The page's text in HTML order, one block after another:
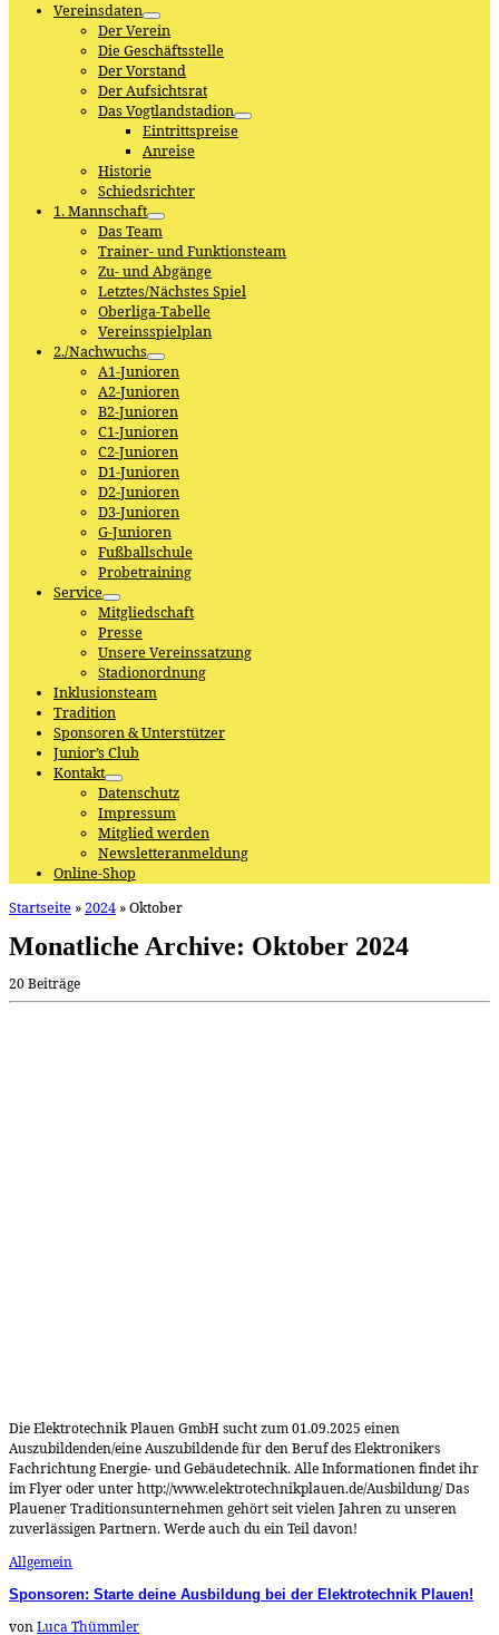
Vereinsdaten
Der Verein
Die Geschäftsstelle
Der Vorstand
Der Aufsichtsrat
Das Vogtlandstadion
Eintrittspreise
Anreise
Historie
Schiedsrichter
1. Mannschaft
Das Team
Trainer- und Funktionsteam
Zu- und Abgänge
Letztes/Nächstes Spiel
Oberliga-Tabelle
Vereinsspielplan
2./Nachwuchs
A1-Junioren
A2-Junioren
B2-Junioren
C1-Junioren
C2-Junioren
D1-Junioren
D2-Junioren
D3-Junioren
G-Junioren
Fußballschule
Probetraining
Service
Mitgliedschaft
Presse
Unsere Vereinssatzung
Stadionordnung
Inklusionsteam
Tradition
Sponsoren & Unterstützer
Junior’s Club
Kontakt
Datenschutz
Impressum
Mitglied werden
Newsletteranmeldung
Online-Shop
Startseite »2024 »Oktober
Monatliche Archive: Oktober 2024
20 Beiträge
Die Elektrotechnik Plauen GmbH sucht zum 01.09.2025 einen
Auszubildenden/eine Auszubildende für den Beruf des Elektronikers
Fachrichtung Energie- und Gebäudetechnik. Alle Informationen findet ihr
im Flyer oder unter http://www.elektrotechnikplauen.de/Ausbildung/ Das
Plauener Traditionsunternehmen gehört seit vielen Jahren zu unseren
zuverlässigen Partnern. Werde auch du ein Teil davon!
Allgemein
Sponsoren: Starte deine Ausbildung bei der Elektrotechnik Plauen!
vonLuca Thümmler